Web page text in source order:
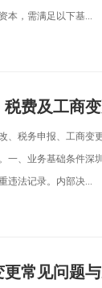
本，需满足以下基...
费及工商
、税务申报、工商变
一、业务基础条件深
违法记录。内部决...
常见问题